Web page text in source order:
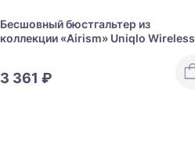
Бесшовный бюстгальтер из
коллекции «Airism» Uniqlo Wireless
3 361 ₽